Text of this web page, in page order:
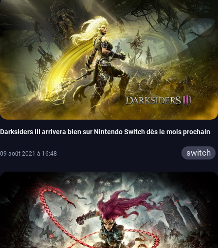
Darksiders III arrivera bien sur Nintendo Switch dès le mois prochain
09 août 2021 à 16:48 switch